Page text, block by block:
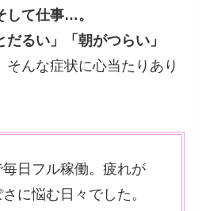
して仕事…。
だるい」「朝がつらい」
そんな症状に心当たりあり
日フル稼働。疲れが
に悩む日々でした。